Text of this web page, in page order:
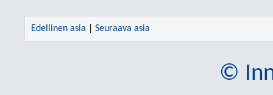
Edellinen asia Seuraava asia
©